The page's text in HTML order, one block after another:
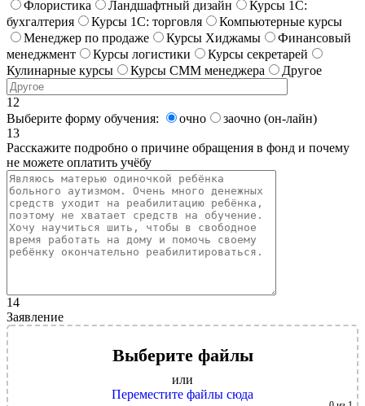
Флористика
Ландшафтный дизайн
Курсы 1С:
бухгалтерия
Курсы 1С: торговля
Компьютерные курсы
Менеджер по продаже
Курсы Хиджамы
Финансовый
менеджмент
Курсы логистики
Курсы секретарей
Кулинарные курсы
Курсы СММ менеджера Другое
12
Выберите форму обучения:
очно
заочно (он-лайн)
13
Расскажите подробно о причине обращения в фонд и почему
не можете оплатить учёбу
14
Заявление
Выберите файлы
или
Переместите файлы сюда